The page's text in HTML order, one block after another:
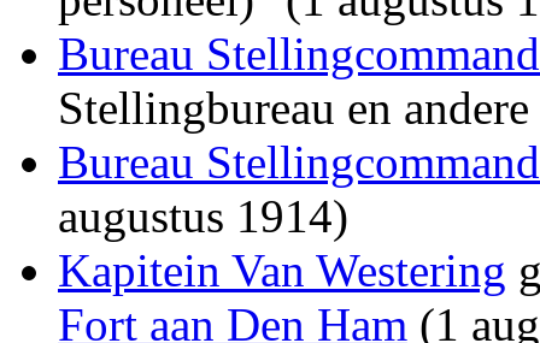
Bureau
Stellingbureau en
Bureau
augustus 1914)
Kapitein Van Westering
Fort aan Den Ham (1